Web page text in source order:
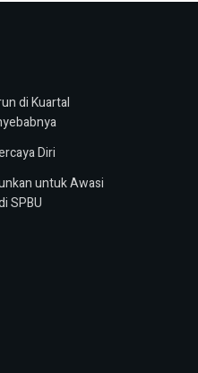
di Kuartal
Diri
untuk Awasi
SPBU